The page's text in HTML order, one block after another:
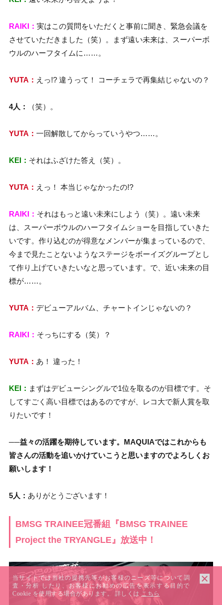
RAIKI： 実はこの質問をいただくと事前に聞き、緊急会議を
させていただきました（笑）。まず遠い未来は、スーパーボ
ウルのハーフタイムに……。
YUTA： えっ!? 違うって！ コーチェラで再集結じゃないの？
4人： （笑）。
YUTA： 一回解散してからっていうやつ……。
KEI： それはふざけた答え（笑）。
YUTA： えっ！ 本当じゃなかったの!?
RAIKI： それはもっと遠い未来にしよう（笑）。遠い未来
は、スーパーボウルのハーフタイムショーを目指していきた
いです。作り込むのが得意なメンバーが集まっているので、
今まで見たことないようなステージをボーイズグループとし
て作り上げていきたいなと思っています。で、近い未来の目
標が……。
YUTA： デビューアルバム、チャートインじゃないの？
RAIKI： そっちにする（笑）？
YUTA： あ！ 違った！
KEI： まずはデビューシングルで1位を取るのが目標です。そ
してすごく高い目標ではあるのですが、レコ大で新人賞を取
りたいです！
──益々の活躍を期待しています。MAQUIAではこれからも
皆さんの活動を追いかけていこうと思いますのでよろしくお
願いします！
5人： ありがとうございます！
BMSG TRAINEE冠番組『BMSG TRAINEE
Project the TRYANGLE』放送中！
当サイトでは当社の提携先等がお客様のニーズ等について調
査・分析 したり、お客様にお勧めの広告を表示する目的で
Cookie を使用する場合があります。 詳しくは こちら